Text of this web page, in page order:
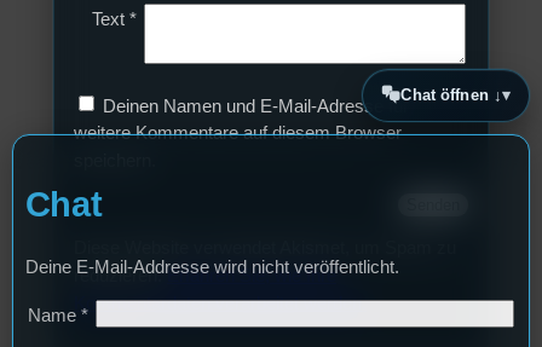
Text *
Deinen Namen und E-Mail-Adresse für
weitere Kommentare auf diesem Browser
reduzieren.Erfahren Sie, wie Ihre
Kommentardaten verarbeitet werden.
Chat öffnen ↓
Chat
Deine E-Mail-Addresse wird nicht veröffentlicht.
Name *